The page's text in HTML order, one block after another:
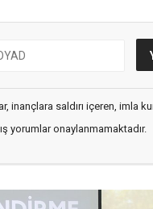
inançlara saldırı içeren, imla
yorumlar onaylanmamaktadır.